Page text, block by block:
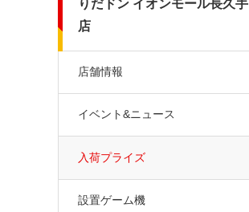
りだドン イオンモール長久手
店
店舗情報
イベント&ニュース
入荷プライズ
設置ゲーム機